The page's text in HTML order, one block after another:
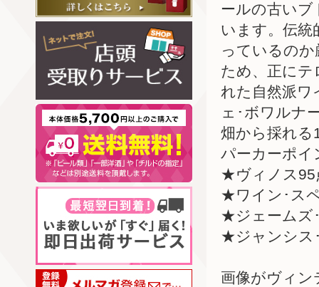
ールの古いブ
います。伝統
っているの
ため、正に
れた自然派
ェ･ボワルナ
畑から採れる
パーカーポイ
★ヴィノス
★ワイン･ス
★ジェームズ
★ジャンシス
画像がヴィン